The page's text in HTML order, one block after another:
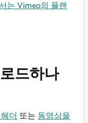
는 Vimeo의 플랜
드하나
더 또는 동영상을